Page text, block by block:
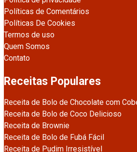
Políticas de Comentários
Políticas De Cookies
Termos de uso
Quem Somos
Contato
Receitas Populares
Receita de Bolo de Chocolate com
Receita de Bolo de Coco Delicioso
Receita de Brownie
Receita de Bolo de Fubá Fácil
Receita de Pudim Irresistível